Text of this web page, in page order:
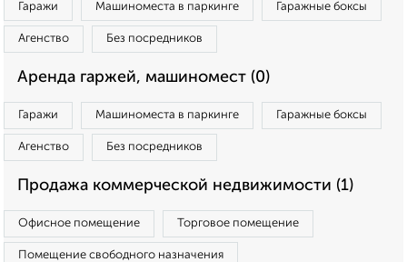
Гаражи Машиноместа в паркинге Гаражные боксы
Агенство Без посредников
Аренда гаржей, машиномест (0)
Гаражи Машиноместа в паркинге Гаражные боксы
Агенство Без посредников
Продажа коммерческой недвижимости (1)
Офисное помещение Торговое помещение
Помещение свободного назначения